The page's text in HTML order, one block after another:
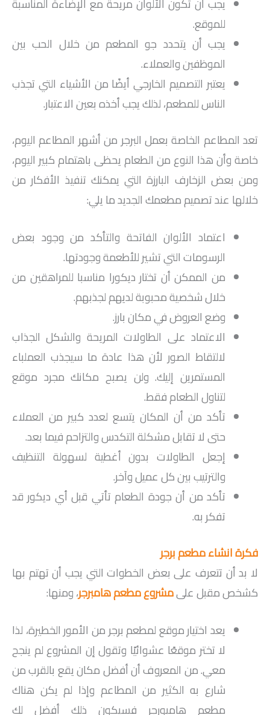
يجب أن تكون الألوان مريحة مع الإضاءة المناسبة
للموقع.
يجب أن يتحدد جو المطعم من خلال الحب بين
الموظفين والعملاء.
يعتبر التصميم الخارجي أيضًا من الأشياء التي تجذب
الناس للمطعم، لذلك يجب أخذه بعين الاعتبار.
تعد المطاعم الخاصة بعمل البرجر من أشهر المطاعم اليوم،
خاصة وأن هذا النوع من الطعام يحظى باهتمام كبير اليوم،
ومن بعض الزخارف البارزة التي يمكنك تنفيذ الأفكار من
خلالها عند تصميم مطعمك الجديد ما يلي:
اعتماد الألوان الفاتحة والتأكد من وجود بعض
الرسومات التي تشير للأطعمة وجودتها.
من الممكن أن تختار ديكورا مناسبا للمراهقين من
خلال شخصية محبوبة لديهم لجذبهم.
وضع العروض في مكان بارز.
الاعتماد على الطاولات المريحة والشكل الجذاب
لالتقاط الصور لأن هذا عادة ما سيجذب العملباء
المستمرين إليك. ولن يصبح مكانك مجرد موقع
لتناول الطعام فقط.
تأكد من أن المكان يتسع لعدد كبير من العملاء
حتى لا تقابل مشكلة التكدس والتزاحم فيما بعد.
إجعل الطاولات بدون أغطية لسهولة التنظيف
والترتيب بين كل عميل وآخر.
تأكد من أن جودة الطعام تأتي قبل أي ديكور قد
تفكر به.
فكرة انشاء مطعم برجر
لا بد أن تتعرف على بعض الخطوات التي يجب أن تهتم بها
كشخص مقبل علىمشروع مطعم هامبرجر، ومنها:
يعد اختيار موقع لمطعم برجر من الأمور الخطيرة، لذا
لا تختر موقعًا عشوائيًا وتقول إن المشروع لم ينجح
معي. من المعروف أن أفضل مكان يقع بالقرب من
شارع به الكثير من المطاعم وإذا لم يكن هناك
مطعم هامبورجر فسيكون ذلك أفضل لك